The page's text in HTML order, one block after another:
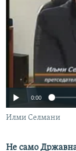
РСЕ веб
No
0:00
Илми Селмани
Не само